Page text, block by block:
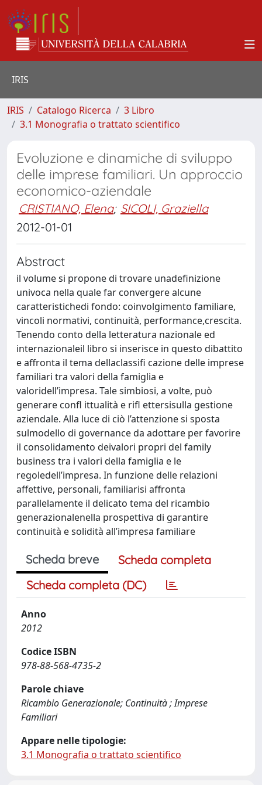
IRIS
IRIS Catalogo Ricerca
3 Libro
3.1 Monografia o trattato scientifico
Evoluzione e dinamiche di sviluppo
delle imprese familiari. Un approccio
economico-aziendale
CRISTIANO, Elena; SICOLI, Graziella
2012-01-01
Abstract
il volume si propone di trovare unadefinizione
univoca nella quale far convergere alcune
caratteristichedi fondo: coinvolgimento familiare,
vincoli normativi, continuità, performance,crescita.
Tenendo conto della letteratura nazionale ed
internazionaleil libro si inserisce in questo dibattito
e affronta il tema dellaclassifi cazione delle imprese
familiari tra valori della famiglia e
valoridell’impresa. Tale simbiosi, a volte, può
generare confl ittualità e rifl ettersisulla gestione
aziendale. Alla luce di ciò l’attenzione si sposta
sulmodello di governance da adottare per favorire
il consolidamento deivalori propri del family
business tra i valori della famiglia e le
regoledell’impresa. In funzione delle relazioni
affettive, personali, familiarisi affronta
parallelamente il delicato tema del ricambio
generazionalenella prospettiva di garantire
continuità e solidità all’impresa familiare
Scheda breve
Scheda completa
Scheda completa (DC)
Anno
2012
Codice ISBN
978-88-568-4735-2
Parole chiave
Ricambio Generazionale; Continuità ; Imprese
Familiari
Appare nelle tipologie:
3.1 Monografia o trattato scientifico